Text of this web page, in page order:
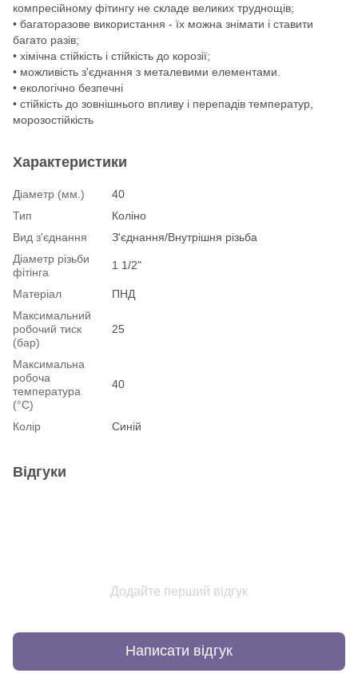
компресійному фітингу не складе великих труднощів;
• багаторазове використання - їх можна знімати і ставити
багато разів;
• хімічна стійкість і стійкість до корозії;
• можливість з'єднання з металевими елементами.
• екологічно безпечні
• стійкість до зовнішнього впливу і перепадів температур,
морозостійкість
Характеристики
Діаметр (мм.)
40
Тип
Коліно
Вид з'єднання
З'єднання/Внутрішня різьба
Діаметр різьби
фітінга
1 1/2"
Матеріал
ПНД
Максимальний
робочий тиск
(бар)
25
Максимальна
робоча
температура
(°С)
40
Колір Синій
Відгуки
Додайте перший відгук
Написати відгук